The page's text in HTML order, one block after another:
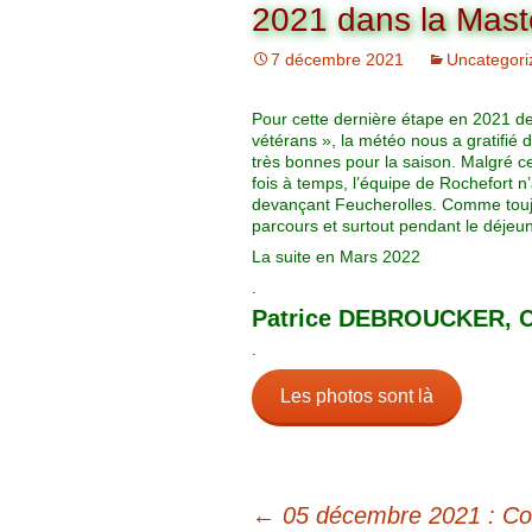
Organigramme
Commission Loisirs
Commission Sportive
Trophée
Couronne
Brut Dames
Avril
Mai
2021 dans la
7 décembre 2021
Pour cette dernière étape en 2021
vétérans », la météo nous a gratifié
très bonnes pour la saison. Malgré
fois à temps, l’équipe de Rochefort
devançant Feucherolles. Comme
parcours et surtout pendant le
La suite en Mars 2022
Patrice DEBROUCKER,
Les photos sont là
← 05 décembre 2021 :